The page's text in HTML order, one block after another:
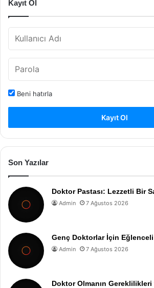
Kayıt Ol
Beni hatırla
Kayıt Ol
Son Yazılar
Doktor Pastası: Lezzetli Bir
Admin 7 Ağustos 2026
Genç Doktorlar İçin
Admin 7 Ağustos 2026
Doktor Olmanın Gereklilikleri